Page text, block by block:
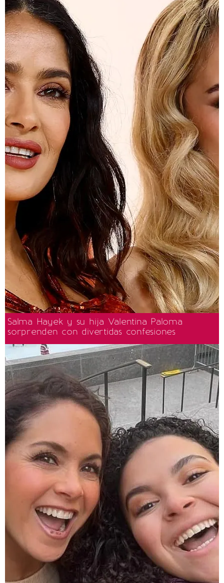
Salma Hayek y su hija Valentina Paloma
sorprenden con divertidas confesiones